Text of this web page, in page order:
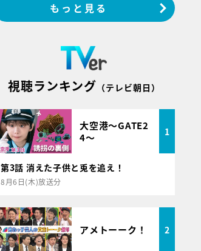
もっと見る
視聴ランキング （テレビ朝日）
大空港～GATE2
4～
1
第3話 消えた子供と兎を追え！
8月6日(木)放送分
アメトーーク！ 2